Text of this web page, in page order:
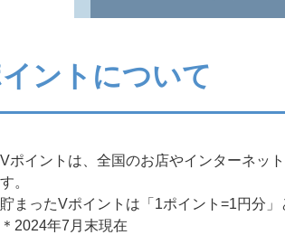
ントについて
Vポイントは、全国のお店やインターネッ
す。
貯まったVポイントは「1ポイント=1円分
＊2024年7月末現在